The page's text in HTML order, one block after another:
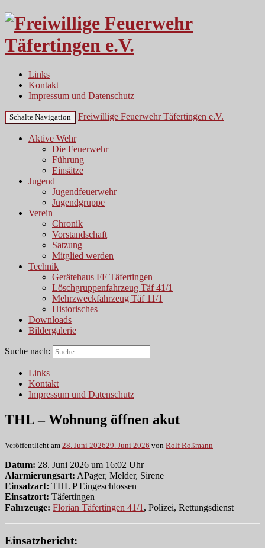
Links
Kontakt
Impressum und Datenschutz
Schalte Navigation Freiwillige Feuerwehr Täfertingen e.V.
Aktive Wehr
Die Feuerwehr
Führung
Einsätze
Jugend
Jugendfeuerwehr
Jugendgruppe
Verein
Chronik
Vorstandschaft
Satzung
Mitglied werden
Technik
Gerätehaus FF Täfertingen
Löschgruppenfahrzeug Täf 41/1
Mehrzweckfahrzeug Täf 11/1
Historisches
Downloads
Bildergalerie
Suche nach:
Links
Kontakt
Impressum und Datenschutz
THL – Wohnung öffnen akut
Veröffentlicht am 28. Juni 202629. Juni 2026 von Rolf Roßmann
Datum: 28. Juni 2026 um 16:02 Uhr
Alarmierungsart: APager, Melder, Sirene
Einsatzart: THL P Eingeschlossen
Einsatzort: Täfertingen
Fahrzeuge: Florian Täfertingen 41/1 , Polizei, Rettungsdienst
Einsatzbericht: